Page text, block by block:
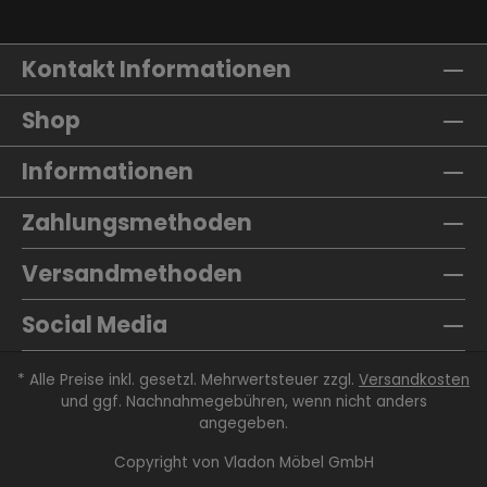
Kontakt Informationen
Shop
Informationen
Zahlungsmethoden
Versandmethoden
Social Media
* Alle Preise inkl. gesetzl. Mehrwertsteuer zzgl. Versandkosten
und ggf. Nachnahmegebühren, wenn nicht anders
angegeben.
Copyright von Vladon Möbel GmbH